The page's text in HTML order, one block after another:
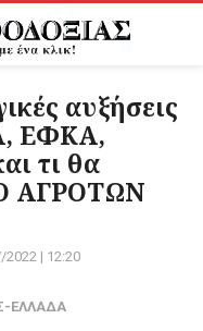
αυξήσεις
ΕΦΚΑ,
τι θα
ΑΓΡΟΤΩΝ
2022 | 12:20
ΕΛΛΑΔΑ